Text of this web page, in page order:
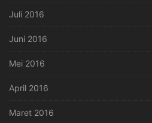
Juli 2016
Juni 2016
Mei 2016
April 2016
Maret 2016